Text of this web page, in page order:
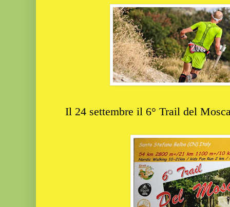
Il 24 settembre il 6° Trail del